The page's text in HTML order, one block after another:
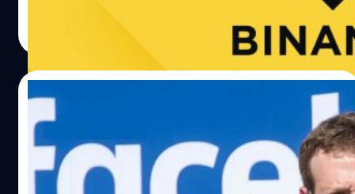
(Changpeng Zhao) ถูก ก.ล.ต. สหรัฐฯ ฟ้องด้วยข้อกล่าวหา
ละเมิดหลักทรัพย์ 13 รายการ
อดีตพนักงาน Facebook กล่าวหาว่า
Facebook ‘จงใจ’ ให้แอปกินพลังงาน
แบตเตอรี่มากกว่าที่ควร!
ล่าสุด จอร์จ เฮย์เวิร์ด (George Hayward) อดีตพนักงาน